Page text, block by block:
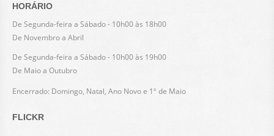
HORÁRIO
De Segunda-feira a Sábado - 10h00 às 18h00
De Novembro a Abril
De Segunda-feira a Sábado - 10h00 às 19h00
De Maio a Outubro
Encerrado: Domingo, Natal, Ano Novo e 1º de Maio
FLICKR